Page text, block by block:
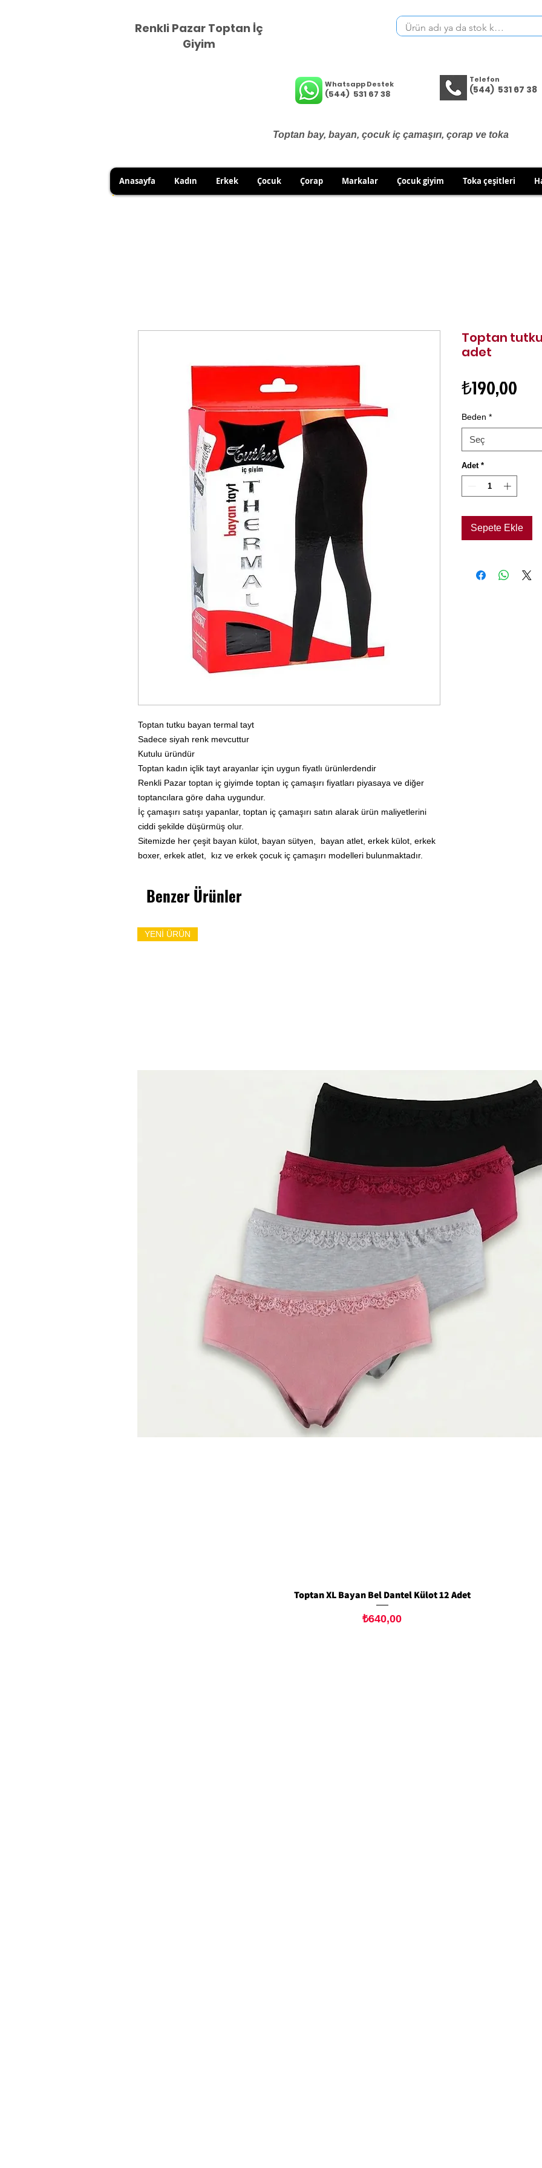
Renkli Pazar Toptan İç
Giyim
Whatsapp Destek
(544) 531 67 38
Telefon
(544) 531 67 38
Toptan bay, bayan, çocuk iç çamaşırı, çorap ve toka
Anasayfa Kadın Erkek Çocuk Çorap Markalar Çocuk giyim Toka çeşitleri
Toptan tutku bayan termal tayt
Sadece siyah renk mevcuttur
Kutulu üründür
Toptan kadın içlik tayt arayanlar için uygun fiyatlı ürünlerdendir
Renkli Pazar toptan iç giyimde toptan iç çamaşırı fiyatları piyasaya ve diğer
toptancılara göre daha uygundur.
İç çamaşırı satışı yapanlar, toptan iç çamaşırı satın alarak ürün maliyetlerini
ciddi şekilde düşürmüş olur.
Sitemizde her çeşit bayan külot, bayan sütyen, bayan atlet, erkek külot, erkek
boxer, erkek atlet, kız ve erkek çocuk iç çamaşırı modelleri bulunmaktadır.
Toptan
adet
₺190,00
Beden *
Seç
Adet *
Sepete Ekle
Benzer Ürünler
Hızlı Bakış
YENİ ÜRÜN
Toptan XL Bayan Bel Dantel Külot 12 Adet
Fiyat
₺640,00